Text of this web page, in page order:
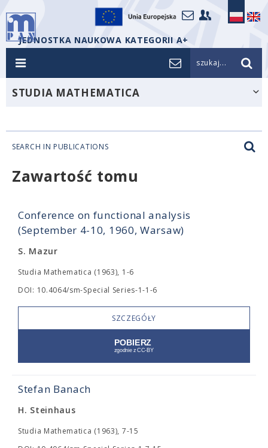
JEDNOSTKA NAUKOWA KATEGORII A+
szukaj...
STUDIA MATHEMATICA
SEARCH IN PUBLICATIONS
Zawartość tomu
Conference on functional analysis
(September 4-10, 1960, Warsaw)
S. Mazur
Studia Mathematica (1963), 1-6
DOI: 10.4064/sm-Special Series-1-1-6
SZCZEGÓŁY
Stefan Banach
H. Steinhaus
Studia Mathematica (1963), 7-15